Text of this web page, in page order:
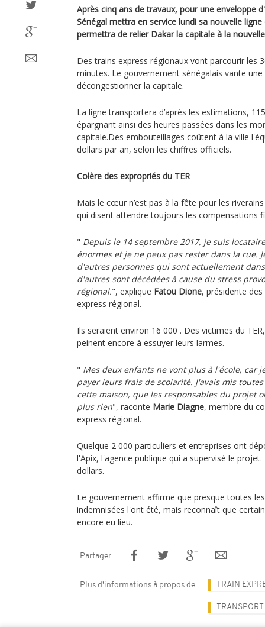
Après cinq ans de travaux, pour une enveloppe
Sénégal mettra en service lundi sa nouvelle
permettra de relier Dakar la capitale à la
Des trains express régionaux vont parcourir les
minutes. Le gouvernement sénégalais vante
décongestionner la capitale.
La ligne transportera d’après les estimations,
épargnant ainsi des heures passées dans les
capitale.Des embouteillages coûtent à la ville
dollars par an, selon les chiffres officiels.
Colère des expropriés du TER
Mais le cœur n’est pas à la fête pour les
qui disent attendre toujours les compensations
" Depuis le 14 septembre 2017, je suis
énormes et je ne peux pas rester dans la rue.
d'autres personnes qui sont actuellement
d'autres sont décédées à cause du stress
régional.", explique Fatou Dione, présidente
express régional.
Ils seraient environ 16 000 . Des victimes du
peinent encore à essuyer leurs larmes.
" Mes deux enfants ne vont plus à l'école, car
payer leurs frais de scolarité. J'avais mis
cette maison, que les responsables du projet
plus rien", raconte Marie Diagne, membre du
express régional.
Quelque 2 000 particuliers et entreprises ont
l'Apix, l'agence publique qui a supervisé le
dollars.
Le gouvernement affirme que presque toutes
indemnisées l'ont été, mais reconnaît que
encore eu lieu.
Partager
Plus d'informations à propos de TRAIN
TRANSPORT